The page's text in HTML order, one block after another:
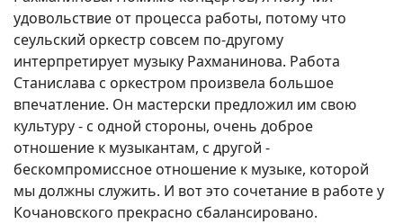
удовольствие от процесса работы, потому что
сеульский оркестр совсем по-другому
интерпретирует музыку Рахманинова. Работа
Станислава с оркестром произвела большое
впечатление. Он мастерски предложил им свою
культуру - с одной стороны, очень доброе
отношение к музыкантам, с другой -
бескомпромиссное отношение к музыке, которой
мы должны служить. И вот это сочетание в работе у
Кочановского прекрасно сбалансировано.